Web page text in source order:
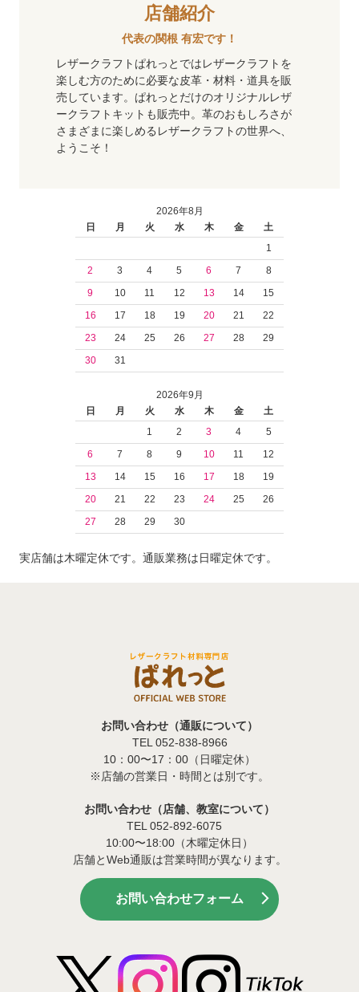
店舗紹介
代表の関根 有宏です！
レザークラフトぱれっとではレザークラフトを
楽しむ方のために必要な皮革・材料・道具を販
売しています。ぱれっとだけのオリジナルレザ
ークラフトキットも販売中。革のおもしろさが
さまざまに楽しめるレザークラフトの世界へ、
ようこそ！
2026年8月
日
月 火 水 木 金
土
1
2
3 4 5 6 7
8
9
10 11 12 13 14
15
16
17 18 19 20 21
22
23
24 25 26 27 28
29
30
31
2026年9月
日
月 火 水 木 金
土
1
2 3 4
5
6
7 8 9 10 11
12
13
14 15 16 17 18
19
20
21 22 23 24 25
26
27
28 29 30
実店舗は木曜定休です。通販業務は日曜定休です。
お問い合わせ（通販について）
TEL 052-838-8966
10：00〜17：00（日曜定休）
※店舗の営業日・時間とは別です。
お問い合わせ（店舗、教室について）
TEL 052-892-6075
10:00〜18:00（木曜定休日）
店舗とWeb通販は営業時間が異なります。
お問い合わせフォーム